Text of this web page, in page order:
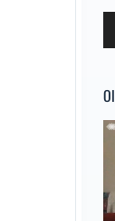
de